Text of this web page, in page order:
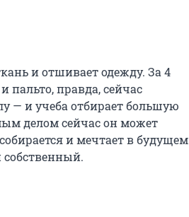
и отшивает одежду. За 4
пальто, правда, сейчас
— и учеба отбирает большую
делом сейчас он может
и мечтает в будущем
собственный.